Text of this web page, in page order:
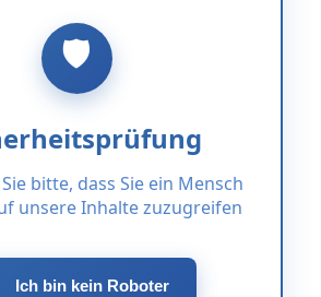
bitte, dass Sie ein Mensch
unsere Inhalte zuzugreifen
Ich bin kein Roboter